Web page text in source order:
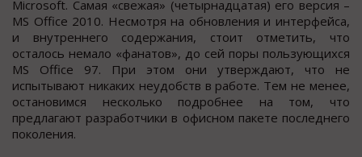
Microsoft. Самая «свежая» (четырнадцатая) его версия –
MS Office 2010. Несмотря на обновления и интерфейса,
и внутреннего содержания, стоит отметить, что
осталось немало «фанатов», до сей поры пользующихся
MS Office 97. При этом они утверждают, что не
испытывают никаких неудобств в работе. Тем не менее,
остановимся несколько подробнее на том, что
предлагают разработчики в офисном пакете последнего
поколения.